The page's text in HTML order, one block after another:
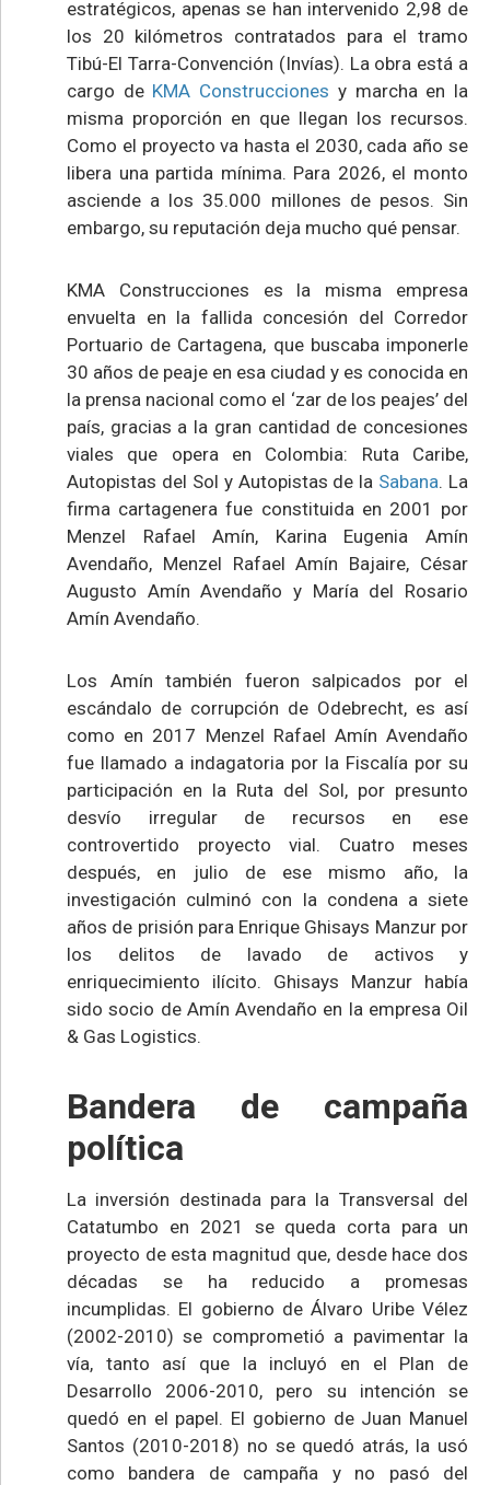
estratégicos, apenas se han intervenido 2,98 de
los 20 kilómetros contratados para el tramo
Tibú-El Tarra-Convención (Invías). La obra está a
cargo de KMA Construcciones y marcha en la
misma proporción en que llegan los recursos.
Como el proyecto va hasta el 2030, cada año se
libera una partida mínima. Para 2026, el monto
asciende a los 35.000 millones de pesos. Sin
embargo, su reputación deja mucho qué pensar.
KMA Construcciones es la misma empresa
envuelta en la fallida concesión del Corredor
Portuario de Cartagena, que buscaba imponerle
30 años de peaje en esa ciudad y es conocida en
la prensa nacional como el ‘zar de los peajes’ del
país, gracias a la gran cantidad de concesiones
viales que opera en Colombia: Ruta Caribe,
Autopistas del Sol y Autopistas de la Sabana. La
firma cartagenera fue constituida en 2001 por
Menzel Rafael Amín, Karina Eugenia Amín
Avendaño, Menzel Rafael Amín Bajaire, César
Augusto Amín Avendaño y María del Rosario
Amín Avendaño.
Los Amín también fueron salpicados por el
escándalo de corrupción de Odebrecht, es así
como en 2017 Menzel Rafael Amín Avendaño
fue llamado a indagatoria por la Fiscalía por su
participación en la Ruta del Sol, por presunto
desvío irregular de recursos en ese
controvertido proyecto vial. Cuatro meses
después, en julio de ese mismo año, la
investigación culminó con la condena a siete
años de prisión para Enrique Ghisays Manzur por
los delitos de lavado de activos y
enriquecimiento ilícito. Ghisays Manzur había
sido socio de Amín Avendaño en la empresa Oil
& Gas Logistics.
Bandera de campaña
política
La inversión destinada para la Transversal del
Catatumbo en 2021 se queda corta para un
proyecto de esta magnitud que, desde hace dos
décadas se ha reducido a promesas
incumplidas. El gobierno de Álvaro Uribe Vélez
(2002-2010) se comprometió a pavimentar la
vía, tanto así que la incluyó en el Plan de
Desarrollo 2006-2010, pero su intención se
quedó en el papel. El gobierno de Juan Manuel
Santos (2010-2018) no se quedó atrás, la usó
como bandera de campaña y no pasó del